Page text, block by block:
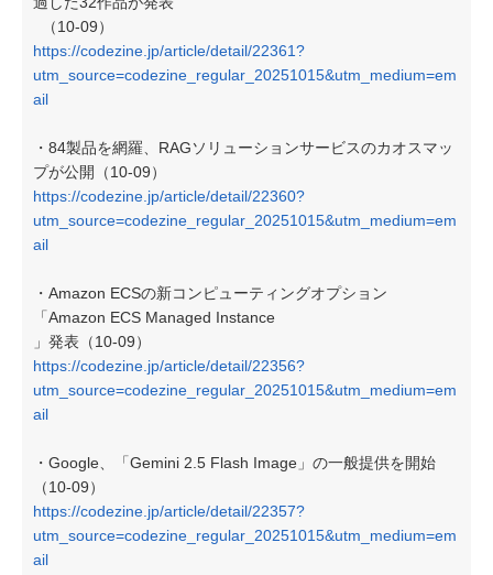
（10-09）
https://codezine.jp/article/detail/22361?
utm_source=codezine_regular_20251015&utm_medium=em
ail
・84製品を網羅、RAGソリューションサービスのカオスマッ
プが公開（10-09）
https://codezine.jp/article/detail/22360?
utm_source=codezine_regular_20251015&utm_medium=em
ail
・Amazon ECSの新コンピューティングオプション
「Amazon ECS Managed Instance
」発表（10-09）
https://codezine.jp/article/detail/22356?
utm_source=codezine_regular_20251015&utm_medium=em
ail
・Google、「Gemini 2.5 Flash Image」の一般提供を開始
（10-09）
https://codezine.jp/article/detail/22357?
utm_source=codezine_regular_20251015&utm_medium=em
ail